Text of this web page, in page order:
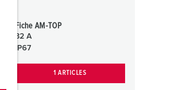
Fiche AM-TOP
32 A
IP67
1 ARTICLES